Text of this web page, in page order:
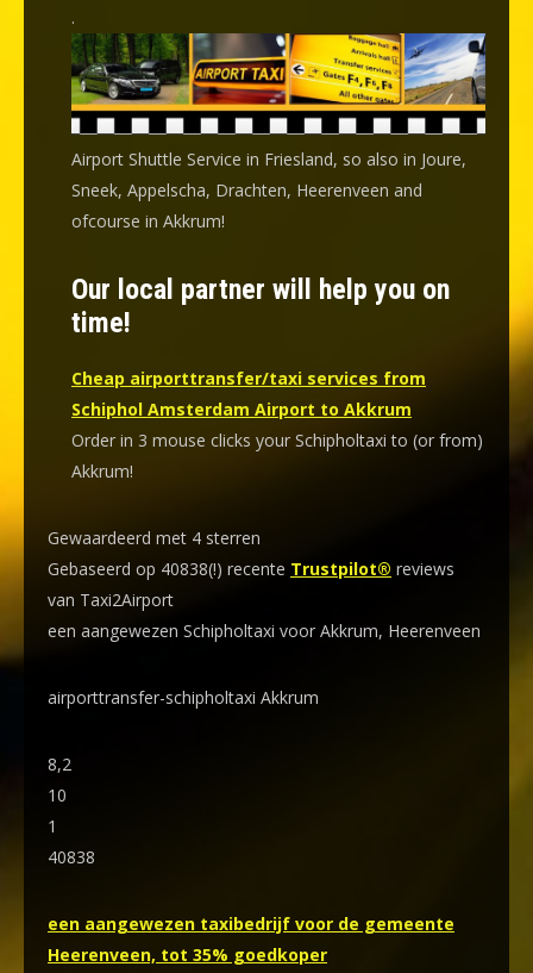
.
Airport Shuttle Service in Friesland, so also in Joure,
Sneek, Appelscha, Drachten, Heerenveen and
ofcourse in Akkrum!
Our local partner will help you on
time!
Cheap airporttransfer/taxi services from
Schiphol Amsterdam Airport to Akkrum
Order in 3 mouse clicks your Schipholtaxi to (or from)
Akkrum!
Gewaardeerd met 4 sterren
Gebaseerd op 40838(!) recente Trustpilot® reviews
van Taxi2Airport
een aangewezen Schipholtaxi voor Akkrum, Heerenveen
airporttransfer-schipholtaxi Akkrum
8,2
10
1
40838
een aangewezen taxibedrijf voor de gemeente
Heerenveen, tot 35% goedkoper